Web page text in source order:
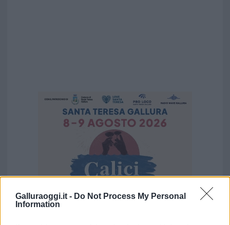
Galluraoggi.it - Do Not Process My Personal
Information